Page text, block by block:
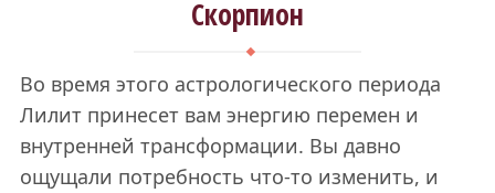
Скорпион
Во время этого астрологического периода
Лилит принесет вам энергию перемен и
внутренней трансформации. Вы давно
ощущали потребность что-то изменить, и